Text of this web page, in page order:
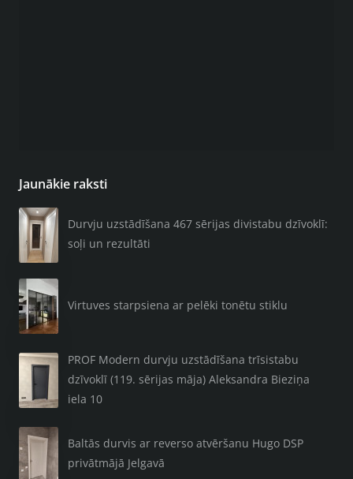
Jaunākie raksti
Durvju uzstādīšana 467 sērijas divistabu dzīvoklī:
soļi un rezultāti
Virtuves starpsiena ar pelēki tonētu stiklu
PROF Modern durvju uzstādīšana trīsistabu
dzīvoklī (119. sērijas māja) Aleksandra Bieziņa
iela 10
Baltās durvis ar reverso atvēršanu Hugo DSP
privātmājā Jelgavā